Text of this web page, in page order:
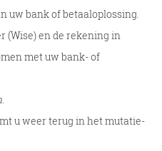
uw bank of betaaloplossing.
(Wise) en de rekening in
met uw bank- of
.
u weer terug in het mutatie-